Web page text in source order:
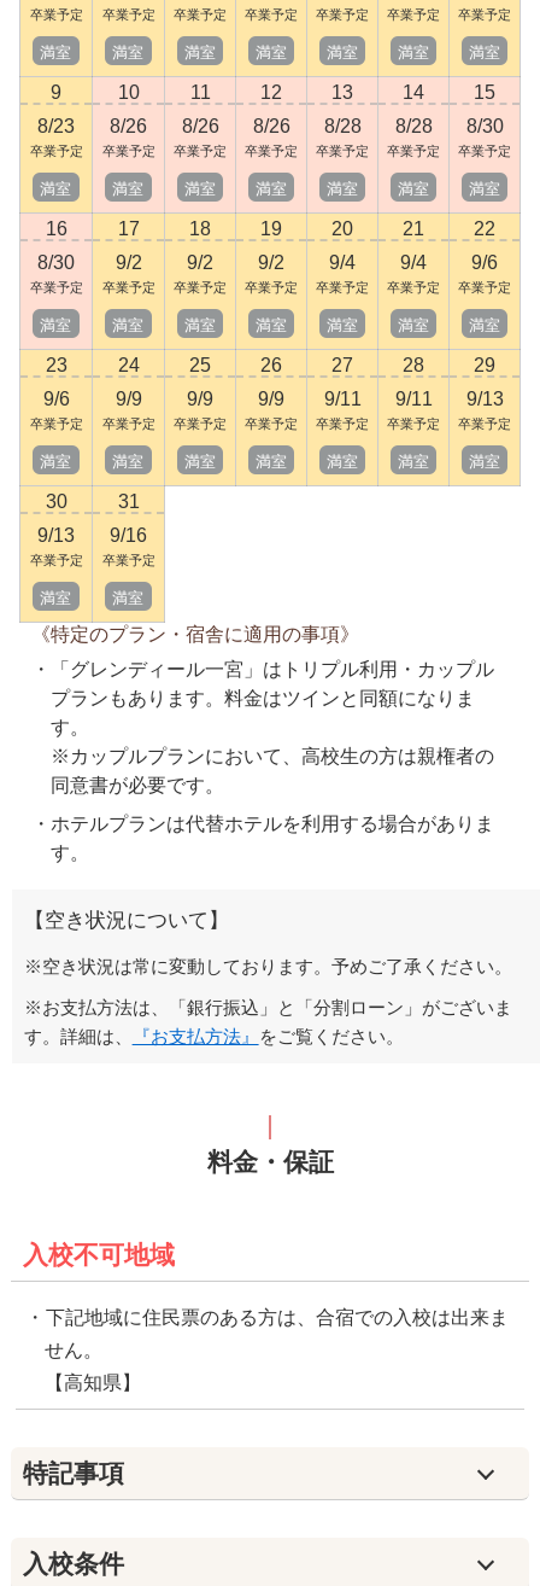
卒業予定
満室
卒業予定
満室
卒業予定
満室
卒業予定
満室
卒業予定
満室
卒業予定
満室
卒業予定
満室
9
8/23
卒業予定
満室
10
8/26
卒業予定
満室
11
8/26
卒業予定
満室
12
8/26
卒業予定
満室
13
8/28
卒業予定
満室
14
8/28
卒業予定
満室
15
8/30
卒業予定
満室
16
8/30
卒業予定
満室
17
9/2
卒業予定
満室
18
9/2
卒業予定
満室
19
9/2
卒業予定
満室
20
9/4
卒業予定
満室
21
9/4
卒業予定
満室
22
9/6
卒業予定
満室
23
9/6
卒業予定
満室
24
9/9
卒業予定
満室
25
9/9
卒業予定
満室
26
9/9
卒業予定
満室
27
9/11
卒業予定
満室
28
9/11
卒業予定
満室
29
9/13
卒業予定
満室
30
9/13
卒業予定
満室
31
9/16
卒業予定
満室
《特定のプラン・宿舎に適用の事項》
「グレンディール一宮」はトリプル利用・カップル
プランもあります。料金はツインと同額になりま
す。
※カップルプランにおいて、高校生の方は親権者の
同意書が必要です。
ホテルプランは代替ホテルを利用する場合がありま
す。
【空き状況について】
※空き状況は常に変動しております。予めご了承ください。
※お支払方法は、「銀行振込」と「分割ローン」がございま
す。詳細は、
『お支払方法』 をご覧ください。
料金・保証
入校不可地域
下記地域に住民票のある方は、合宿での入校は出来ま
せん。
【高知県】
特記事項
入校条件